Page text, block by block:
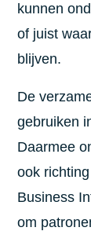
kunnen
of juist
blijven.
De
gebruiken
Daarmee
ook
Business
om